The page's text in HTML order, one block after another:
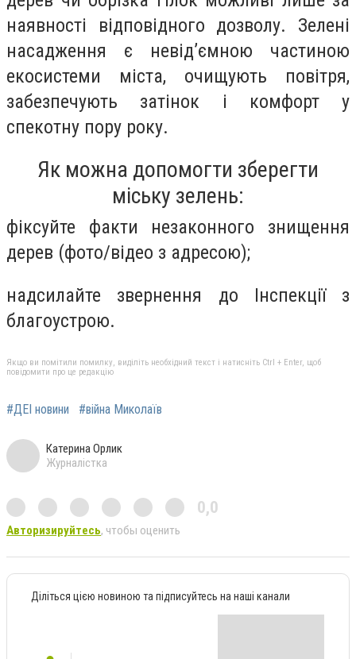
наявності відповідного дозволу. Зелені
насадження є невід’ємною частиною
екосистеми міста, очищують повітря,
забезпечують затінок і комфорт у
спекотну пору року.
Як можна допомогти зберегти
міську зелень:
фіксуйте факти незаконного знищення
дерев (фото/відео з адресою);
надсилайте звернення до Інспекції з
благоустрою.
Якщо ви помітили помилку, виділіть необхідний текст і натисніть Ctrl + Enter, щоб
повідомити про це редакцію
#ДЕІ новини #війна Миколаїв
Катерина Орлик
Журналістка
0,0
Авторизируйтесь, чтобы оценить
Діліться цією новиною та підписуйтесь на наші канали